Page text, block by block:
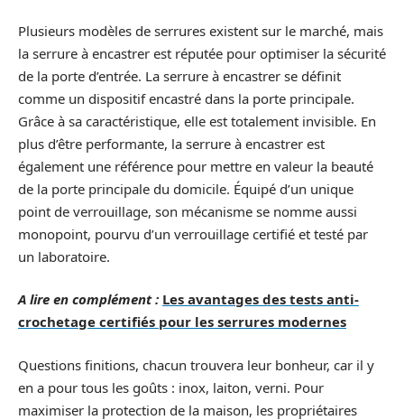
Plusieurs modèles de serrures existent sur le marché, mais
la serrure à encastrer est réputée pour optimiser la sécurité
de la porte d’entrée. La serrure à encastrer se définit
comme un dispositif encastré dans la porte principale.
Grâce à sa caractéristique, elle est totalement invisible. En
plus d’être performante, la serrure à encastrer est
également une référence pour mettre en valeur la beauté
de la porte principale du domicile. Équipé d’un unique
point de verrouillage, son mécanisme se nomme aussi
monopoint, pourvu d’un verrouillage certifié et testé par
un laboratoire.
A lire en complément : Les avantages des tests anti-
crochetage certifiés pour les serrures modernes
Questions finitions, chacun trouvera leur bonheur, car il y
en a pour tous les goûts : inox, laiton, verni. Pour
maximiser la protection de la maison, les propriétaires